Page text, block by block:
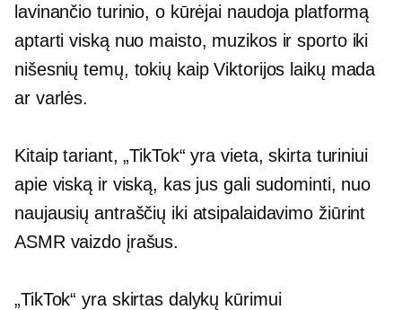
lavinančio turinio, o kūrėjai naudoja platformą
aptarti viską nuo maisto, muzikos ir sporto iki
nišesnių temų, tokių kaip Viktorijos laikų mada
ar varlės.
Kitaip tariant, „TikTok“ yra vieta, skirta turiniui
apie viską ir viską, kas jus gali sudominti, nuo
naujausių antraščių iki atsipalaidavimo žiūrint
ASMR vaizdo įrašus.
„TikTok“ yra skirtas dalykų kūrimui